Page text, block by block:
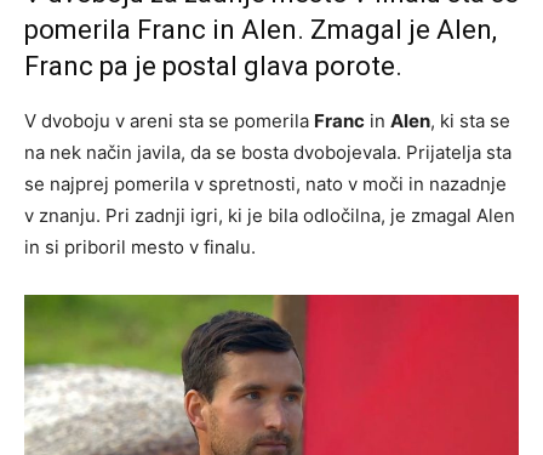
pomerila Franc in Alen. Zmagal je Alen,
Franc pa je postal glava porote.
V dvoboju v areni sta se pomerila Franc in Alen, ki sta se
na nek način javila, da se bosta dvobojevala. Prijatelja sta
se najprej pomerila v spretnosti, nato v moči in nazadnje
v znanju. Pri zadnji igri, ki je bila odločilna, je zmagal Alen
in si priboril mesto v finalu.